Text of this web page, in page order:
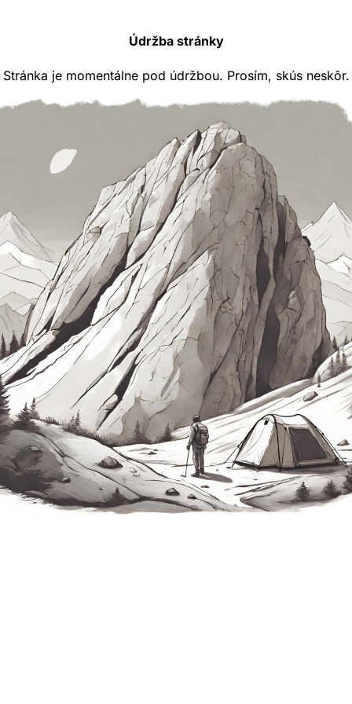
Údržba stránky
Stránka je momentálne pod údržbou. Prosím, skús neskôr.